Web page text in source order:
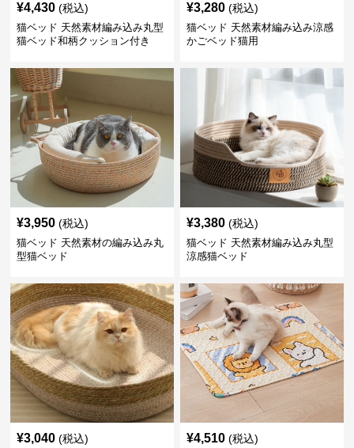
¥4,430 (税込)
猫ベッド 天然素材編み込み丸型
猫ベッド和柄クッション付き
¥3,280 (税込)
猫ベッド 天然素材編み込み涼感
かごベッド猫用
¥3,950 (税込)
猫ベッド 天然素材の編み込み丸
型猫ベッド
¥3,380 (税込)
猫ベッド 天然素材編み込み丸型
涼感猫ベッド
¥3,040 (税込) ¥4,510 (税込)